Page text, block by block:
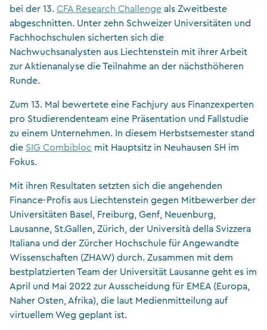
bei der 13. CFA Research Challenge als Zweitbeste
abgeschnitten. Unter zehn Schweizer Universitäten und
Fachhochschulen sicherten sich die
Nachwuchsanalysten aus Liechtenstein mit ihrer Arbeit
zur Aktienanalyse die Teilnahme an der nächsthöheren
Runde.
Zum 13. Mal bewertete eine Fachjury aus Finanzexperten
pro Studierendenteam eine Präsentation und Fallstudie
zu einem Unternehmen. In diesem Herbstsemester stand
die SIG Combibloc mit Hauptsitz in Neuhausen SH im
Fokus.
Mit ihren Resultaten setzten sich die angehenden
Finance-Profis aus Liechtenstein gegen Mitbewerber der
Universitäten Basel, Freiburg, Genf, Neuenburg,
Lausanne, St.Gallen, Zürich, der Università della Svizzera
Italiana und der Zürcher Hochschule für Angewandte
Wissenschaften (ZHAW) durch. Zusammen mit dem
bestplatzierten Team der Universität Lausanne geht es im
April und Mai 2022 zur Ausscheidung für EMEA (Europa,
Naher Osten, Afrika), die laut Medienmitteilung auf
virtuellem Weg geplant ist.